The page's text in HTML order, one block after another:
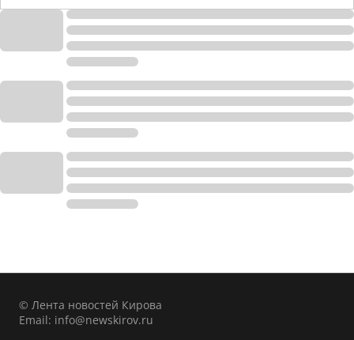
© Лента новостей Кирова
Email: info@newskirov.ru